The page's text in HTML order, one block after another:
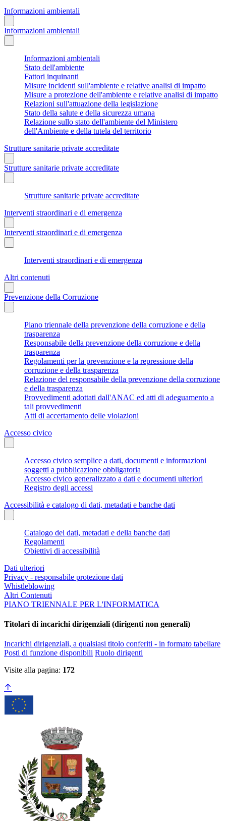
Informazioni ambientali
Informazioni ambientali
Informazioni ambientali
Stato dell'ambiente
Fattori inquinanti
Misure incidenti sull'ambiente e relative analisi di impatto
Misure a protezione dell'ambiente e relative analisi di impatto
Relazioni sull'attuazione della legislazione
Stato della salute e della sicurezza umana
Relazione sullo stato dell'ambiente del Ministero
dell'Ambiente e della tutela del territorio
Strutture sanitarie private accreditate
Strutture sanitarie private accreditate
Strutture sanitarie private accreditate
Interventi straordinari e di emergenza
Interventi straordinari e di emergenza
Interventi straordinari e di emergenza
Altri contenuti
Prevenzione della Corruzione
Piano triennale della prevenzione della corruzione e della
trasparenza
Responsabile della prevenzione della corruzione e della
trasparenza
Regolamenti per la prevenzione e la repressione della
corruzione e della trasparenza
Relazione del responsabile della prevenzione della corruzione
e della trasparenza
Provvedimenti adottati dall'ANAC ed atti di adeguamento a
tali provvedimenti
Atti di accertamento delle violazioni
Accesso civico
Accesso civico semplice a dati, documenti e informazioni
soggetti a pubblicazione obbligatoria
Accesso civico generalizzato a dati e documenti ulteriori
Registro degli accessi
Accessibilità e catalogo di dati, metadati e banche dati
Catalogo dei dati, metadati e della banche dati
Regolamenti
Obiettivi di accessibilità
Dati ulteriori
Privacy - responsabile protezione dati
Whistleblowing
Altri Contenuti
PIANO TRIENNALE PER L'INFORMATICA
Titolari di incarichi dirigenziali (dirigenti non generali)
Incarichi dirigenziali, a qualsiasi titolo conferiti - in formato tabellare
Posti di funzione disponibili Ruolo dirigenti
Visite alla pagina: 172